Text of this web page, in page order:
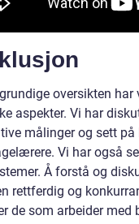
oversikten
aspekter. Vi har
målinger og sett
Vi har også
Å forstå og
rettferdig og
de som arbeider